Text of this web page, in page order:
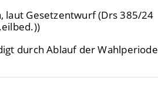
laut Gesetzentwurf (Drs 385/24
durch Ablauf der Wahlperiode